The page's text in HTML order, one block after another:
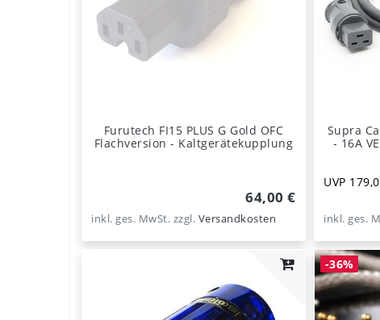
Furutech FI15 PLUS G Gold OFC
Flachversion - Kaltgerätekupplung
64,00 €
inkl. ges. MwSt. zzgl. Versandkosten
Supra
- 16A
UVP
inkl. ges.
-36%